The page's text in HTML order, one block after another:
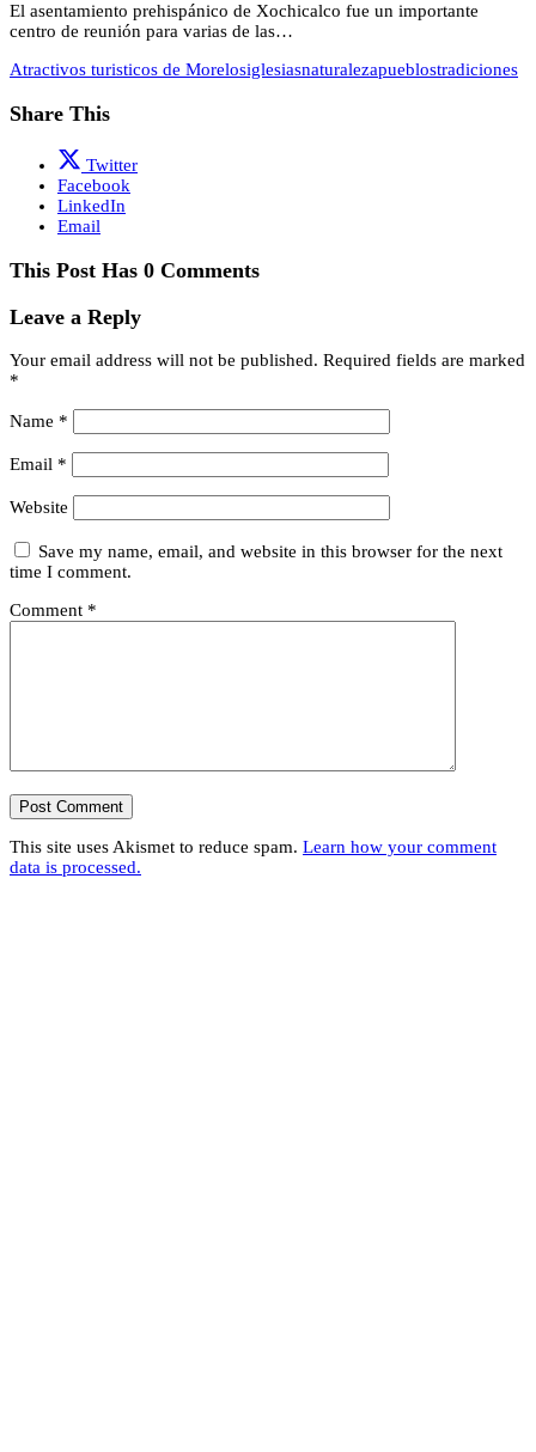
El asentamiento prehispánico de Xochicalco fue un importante
centro de reunión para varias de las…
Atractivos turisticos de Morelosiglesiasnaturalezapueblostradiciones
Share This
Twitter
Facebook
LinkedIn
Email
This Post Has 0 Comments
Leave a Reply
Your email address will not be published. Required fields are marked
*
Name *
Email *
Website
Save my name, email, and website in this browser for the next
time I comment.
Comment *
This site uses Akismet to reduce spam. Learn how your comment
data is processed.